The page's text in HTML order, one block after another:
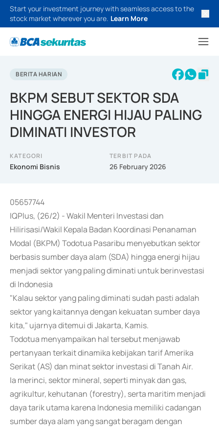
Start your investment journey with seamless access to the
stock market wherever you are. Learn More
BERITA HARIAN
BKPM SEBUT SEKTOR SDA
HINGGA ENERGI HIJAU PALING
DIMINATI INVESTOR
KATEGORI
Ekonomi Bisnis
TERBIT PADA
26 February 2026
05657744
IQPlus, (26/2) - Wakil Menteri Investasi dan
Hilirisasi/Wakil Kepala Badan Koordinasi Penanaman
Modal (BKPM) Todotua Pasaribu menyebutkan sektor
berbasis sumber daya alam (SDA) hingga energi hijau
menjadi sektor yang paling diminati untuk berinvestasi
di Indonesia
"Kalau sektor yang paling diminati sudah pasti adalah
sektor yang kaitannya dengan kekuatan sumber daya
kita," ujarnya ditemui di Jakarta, Kamis.
Todotua menyampaikan hal tersebut menjawab
pertanyaan terkait dinamika kebijakan tarif Amerika
Serikat (AS) dan minat sektor investasi di Tanah Air.
Ia merinci, sektor mineral, seperti minyak dan gas,
agrikultur, kehutanan (forestry), serta maritim menjadi
daya tarik utama karena Indonesia memiliki cadangan
sumber daya alam yang sangat beragam dengan